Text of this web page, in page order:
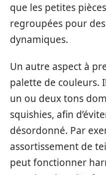
que les petites
regroupées pour
dynamiques.
Un autre aspect à
palette de couleurs.
un ou deux tons
squishies, afin
désordonné. Par
assortissement de
peut fonctionner